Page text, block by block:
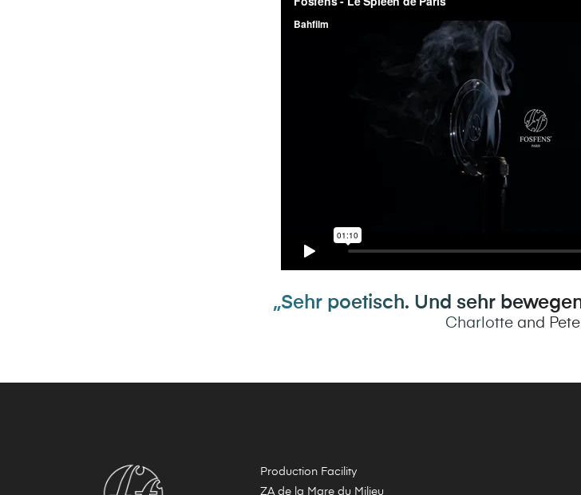
„Sehr poetisch. Und sehr
Charlotte and
Production Facility
ZA de la Mare du Milieu